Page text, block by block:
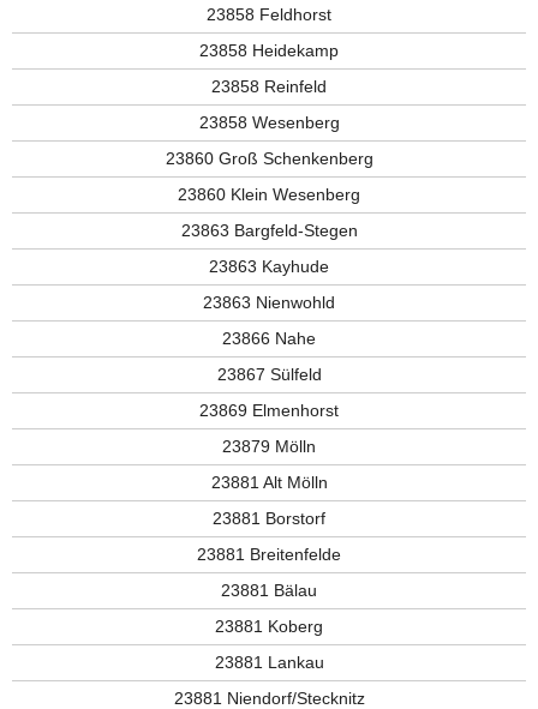
23858 Feldhorst
23858 Heidekamp
23858 Reinfeld
23858 Wesenberg
23860 Groß Schenkenberg
23860 Klein Wesenberg
23863 Bargfeld-Stegen
23863 Kayhude
23863 Nienwohld
23866 Nahe
23867 Sülfeld
23869 Elmenhorst
23879 Mölln
23881 Alt Mölln
23881 Borstorf
23881 Breitenfelde
23881 Bälau
23881 Koberg
23881 Lankau
23881 Niendorf/Stecknitz